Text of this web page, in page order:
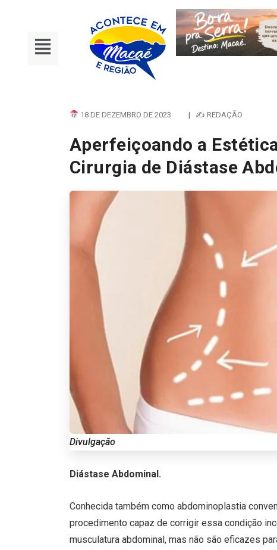
18 DE DEZEMBRO DE 2023 | ✍ REDAÇÃO
Aperfeiçoando a
Cirurgia de Diástase
Divulgação
Diástase Abdominal.
Conhecida também como abdominoplastia
procedimento capaz de corrigir essa condição
musculatura abdominal, mas não são eficazes